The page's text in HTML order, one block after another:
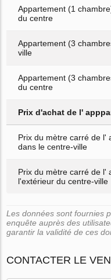
Appartement (1
du centre
Appartement (3
ville
Appartement (3
du centre
Prix d'achat de l'
Prix du mètre carré de l'
dans le centre-ville
Prix du mètre carré de l'
l'extérieur du centre-ville
Les données sont fournies
enquête auprès des
garantir la validité de ces
CONTACTER LE